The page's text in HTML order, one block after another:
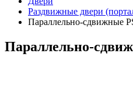
Раздвижные двери
Параллельно-сдвижные
Параллельно-